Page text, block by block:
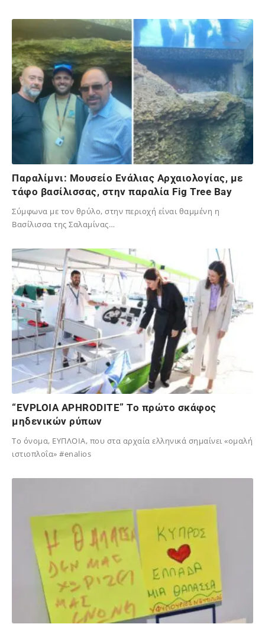
Παραλίμνι: Μουσείο Ενάλιας Αρχαιολογίας, με
τάφο βασίλισσας, στην παραλία Fig Tree Bay
Σύμφωνα με τον θρύλο, στην περιοχή είναι θαμμένη η
Βασίλισσα της Σαλαμίνας…
“EVPLOIA APHRODITE” To πρώτο σκάφος
μηδενικών ρύπων
Το όνομα, ΕΥΠΛΟΙΑ, που στα αρχαία ελληνικά σημαίνει «ομαλή
ιστιοπλοΐα» #enalios